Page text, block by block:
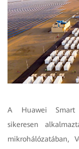
A Huawei Smart
sikeresen
mikrohálózatában,